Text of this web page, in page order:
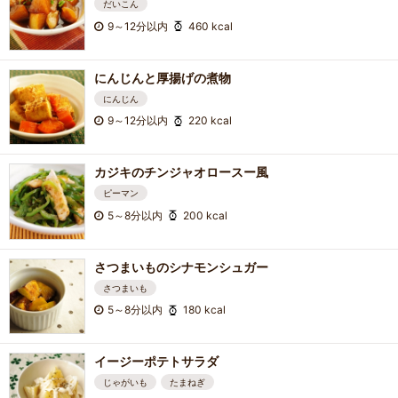
だいこん
9～12分以内 460 kcal
にんじんと厚揚げの煮物
にんじん
9～12分以内 220 kcal
カジキのチンジャオロースー風
ピーマン
5～8分以内 200 kcal
さつまいものシナモンシュガー
さつまいも
5～8分以内 180 kcal
イージーポテトサラダ
じゃがいも たまねぎ